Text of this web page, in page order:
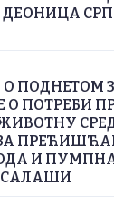
ДЕОНИЦА
ПОДНЕТОМ
ПОТРЕБИ
И